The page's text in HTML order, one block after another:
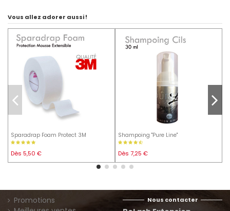
Vous allez adorer aussi !
Sparadrap Foam Protect 3M
Dès 5,50 €
Shampoing "Pure Line"
Dès 7,25 €
Promotions
Nous contacter